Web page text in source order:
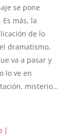
se pone
más, la
de lo
dramatismo,
va a pasar y
lo ve en
misterio…
|